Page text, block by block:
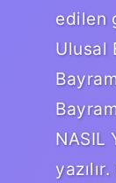
edilen
Ulusal
NASIL